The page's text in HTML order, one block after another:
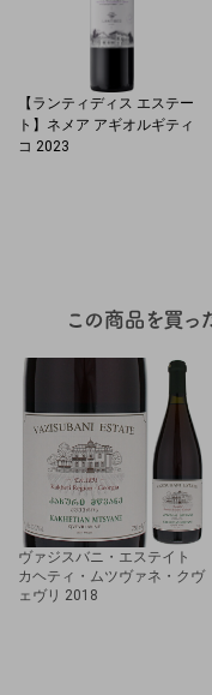
【ランティディス エステー
ト】ネメア アギオルギティ
コ 2023
ヴァジスバニ・エステイト
カヘティ・ムツヴァネ・クヴ
ェヴリ 2018